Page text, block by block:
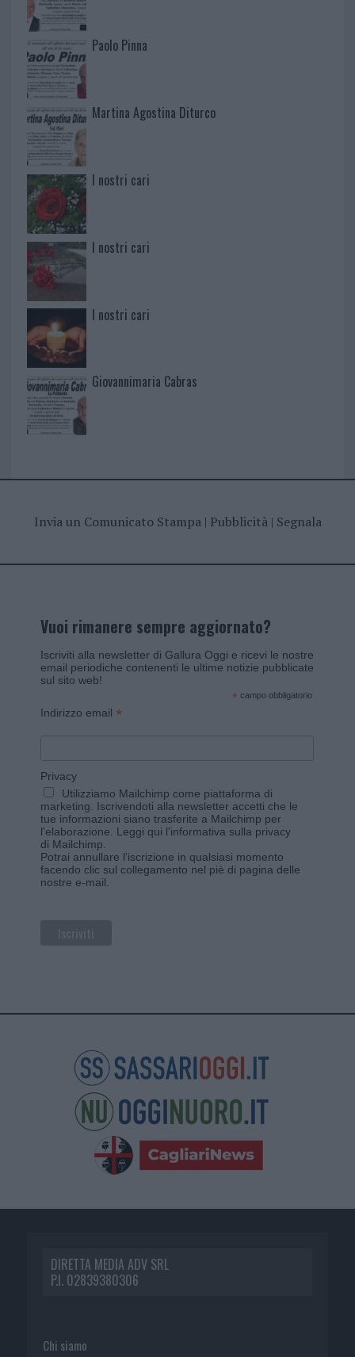
Paolo Pinna
Martina Agostina Diturco
I nostri cari
I nostri cari
I nostri cari
Giovannimaria Cabras
Invia un Comunicato Stampa| Pubblicità| Segnala
Vuoi rimanere sempre aggiornato?
Iscriviti alla newsletter di Gallura Oggi e ricevi le nostre
email periodiche contenenti le ultime notizie pubblicate
sul sito web!
* campo obbligatorio
Indirizzo email *
Privacy
Utilizziamo Mailchimp come piattaforma di
marketing. Iscrivendoti alla newsletter accetti che le
tue informazioni siano trasferite a Mailchimp per
l'elaborazione. Leggi qui l'informativa sulla privacy
di Mailchimp
Potrai annullare l'iscrizione in qualsiasi momento
facendo clic sul collegamento nel piè di pagina delle
nostre e-mail.
DIRETTA MEDIA ADV SRL
P.I. 02839380306
Chi siamo